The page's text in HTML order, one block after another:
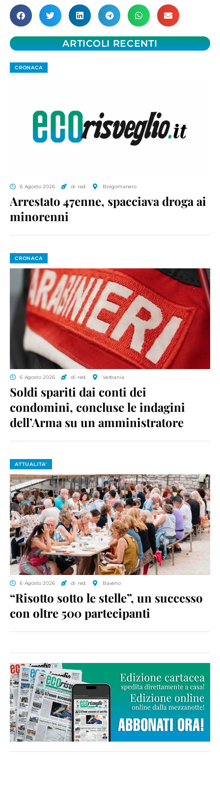
ARTICOLI RECENTI
CRONACA
6 Agosto 2026 di red. Borgomanero
Arrestato 47enne, spacciava droga ai
minorenni
CRONACA
6 Agosto 2026 di red. Verbania
Soldi spariti dai conti dei
condomini, concluse le indagini
dell’Arma su un amministratore
ATTUALITA'
6 Agosto 2026 di red. Baveno
“Risotto sotto le stelle”, un successo
con oltre 500 partecipanti